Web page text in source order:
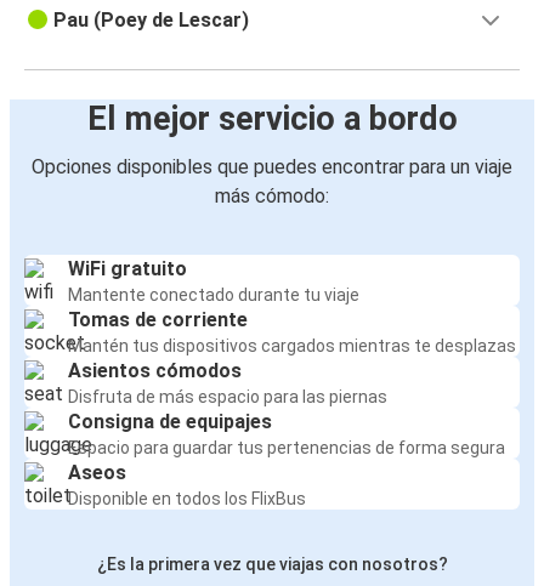
Pau (Poey de Lescar)
El mejor servicio a bordo
Opciones disponibles que puedes encontrar para un viaje
más cómodo:
WiFi gratuito
Mantente conectado durante tu viaje
Tomas de corriente
Mantén tus dispositivos cargados mientras te desplazas
Asientos cómodos
Disfruta de más espacio para las piernas
Consigna de equipajes
Espacio para guardar tus pertenencias de forma segura
Aseos
Disponible en todos los FlixBus
¿Es la primera vez que viajas con nosotros?